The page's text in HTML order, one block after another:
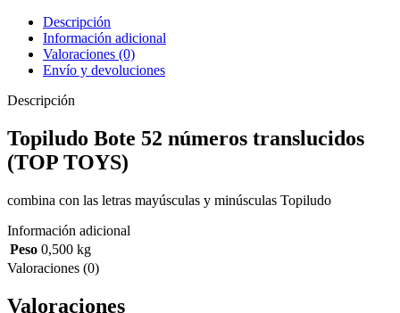
Descripción
Información adicional
Valoraciones (0)
Envío y devoluciones
Descripción
Topiludo Bote 52 números translucidos
(TOP TOYS)
combina con las letras mayúsculas y minúsculas Topiludo
Información adicional
Peso 0,500 kg
Valoraciones (0)
Valoraciones